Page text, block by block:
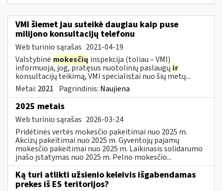
VMI šiemet jau suteikė daugiau kaip puse
milijono konsultacijų telefonu
Web turinio sąrašas 2021-04-19
Valstybinė mokesčių inspekcija (toliau – VMI)
informuoja, jog, pratęsus nuotolinių paslaugų ir
konsultacijų teikimą, VMI specialistai nuo šių metų...
Metai: 2021 Pagrindinis: Naujiena
2025 metais
Web turinio sąrašas 2026-03-24
Pridėtinės vertės mokesčio pakeitimai nuo 2025 m.
Akcizų pakeitimai nuo 2025 m. Gyventojų pajamų
mokesčio pakeitimai nuo 2025 m. Laikinasis solidarumo
įnašo įstatymas nuo 2025 m. Pelno mokesčio...
Ką turi atlikti užsienio keleivis išgabendamas
prekes iš ES teritorijos?